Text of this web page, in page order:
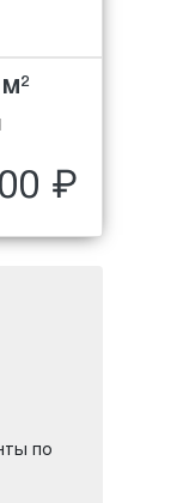
м2
₽
по